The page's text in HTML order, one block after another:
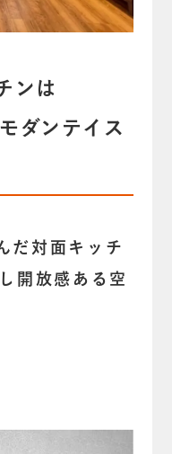
ンは
ダンテイス
だ対面キッチ
開放感ある空